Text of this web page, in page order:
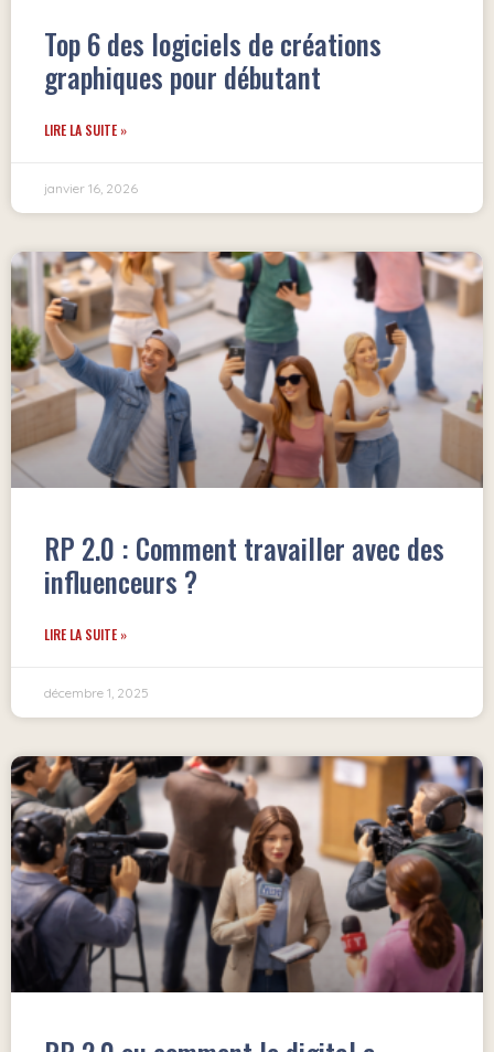
Top 6 des logiciels de créations
graphiques pour débutant
LIRE LA SUITE »
janvier 16, 2026
RP 2.0 : Comment travailler avec des
influenceurs ?
LIRE LA SUITE »
décembre 1, 2025